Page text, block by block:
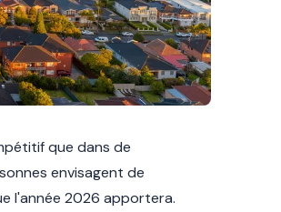
que dans de
envisagent de
l'année 2026 apportera.